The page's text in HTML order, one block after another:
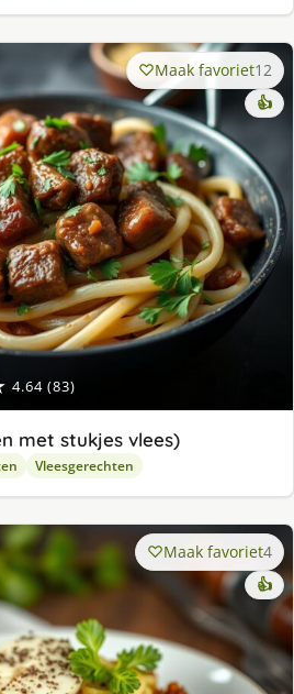
4.64 (83)
Maak favoriet12
👍
met stukjes vlees)
Vleesgerechten
Maak favoriet4
👍